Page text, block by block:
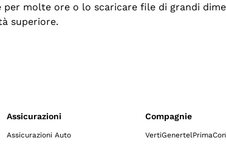
per molte ore o lo scaricare file di grandi
superiore.
Assicurazioni
Assicurazioni Auto
Compagnie
VertiGenertelPrima